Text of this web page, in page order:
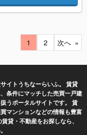
1 2 次へ
イトうちなーらいふ。 賃貸
条件にマッチした売買一戸建
うポータルサイトです。 賃
マンションなどの情報も豊富
貸・不動産をお探しなら、